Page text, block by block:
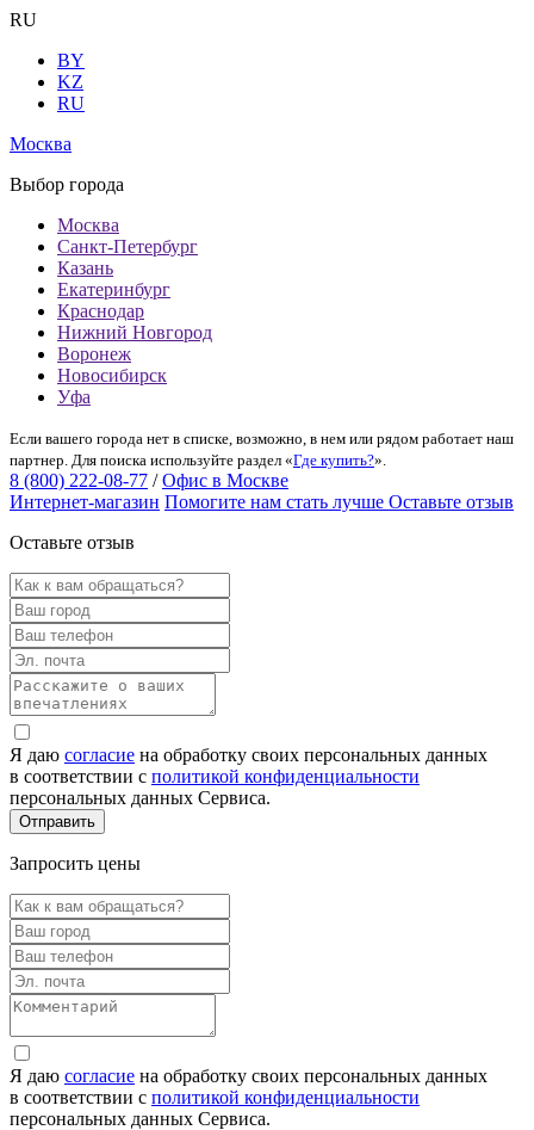
RU
BY
KZ
RU
Москва
Выбор города
Москва
Санкт-Петербург
Казань
Екатеринбург
Краснодар
Нижний Новгород
Воронеж
Новосибирск
Уфа
Если вашего города нет в списке, возможно, в нем или рядом работает наш
партнер. Для поиска используйте раздел «Где купить?».
8 (800) 222-08-77 / Офис в Москве
Интернет-магазин Помогите нам стать лучше Оставьте отзыв
Оставьте отзыв
Я даю согласие на обработку своих персональных данных
в соответствии с политикой конфиденциальности
персональных данных Сервиса.
Запросить цены
Я даю согласие на обработку своих персональных данных
в соответствии с политикой конфиденциальности
персональных данных Сервиса.